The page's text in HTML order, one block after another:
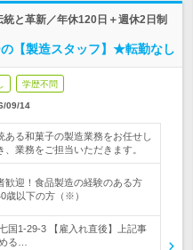
と革新／年休120日＋週休2日制
【製造スタッフ】★転勤なし
学歴不問
09/14
ある和菓子の製造業務をお任せし
業務をご担当いただきます。
歓迎！食品製造の経験のある方
歳以下の方（※）
国1-29-3 【雇入れ直後】上記事
る…